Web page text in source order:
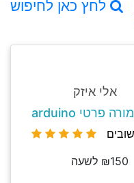
לחץ כאן לחיפוש
אלי איזק
מורה פרטי arduino
₪150 לשעה